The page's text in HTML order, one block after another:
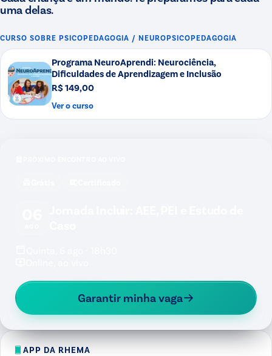
uma delas.
CURSO SOBRE PSICOPEDAGOGIA / NEUROPSICOPEDAGOGIA
Programa NeuroAprendi: Neurociência,
Dificuldades de Aprendizagem e Inclusão
R$ 149,00
Ver o curso
Garantir minha vaga
APP DA RHEMA